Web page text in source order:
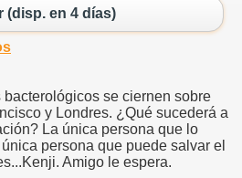
(disp. en 4 días)
bacterológicos se ciernen sobre
y Londres. ¿Qué sucederá a
La única persona que lo
persona que puede salvar el
Amigo le espera.